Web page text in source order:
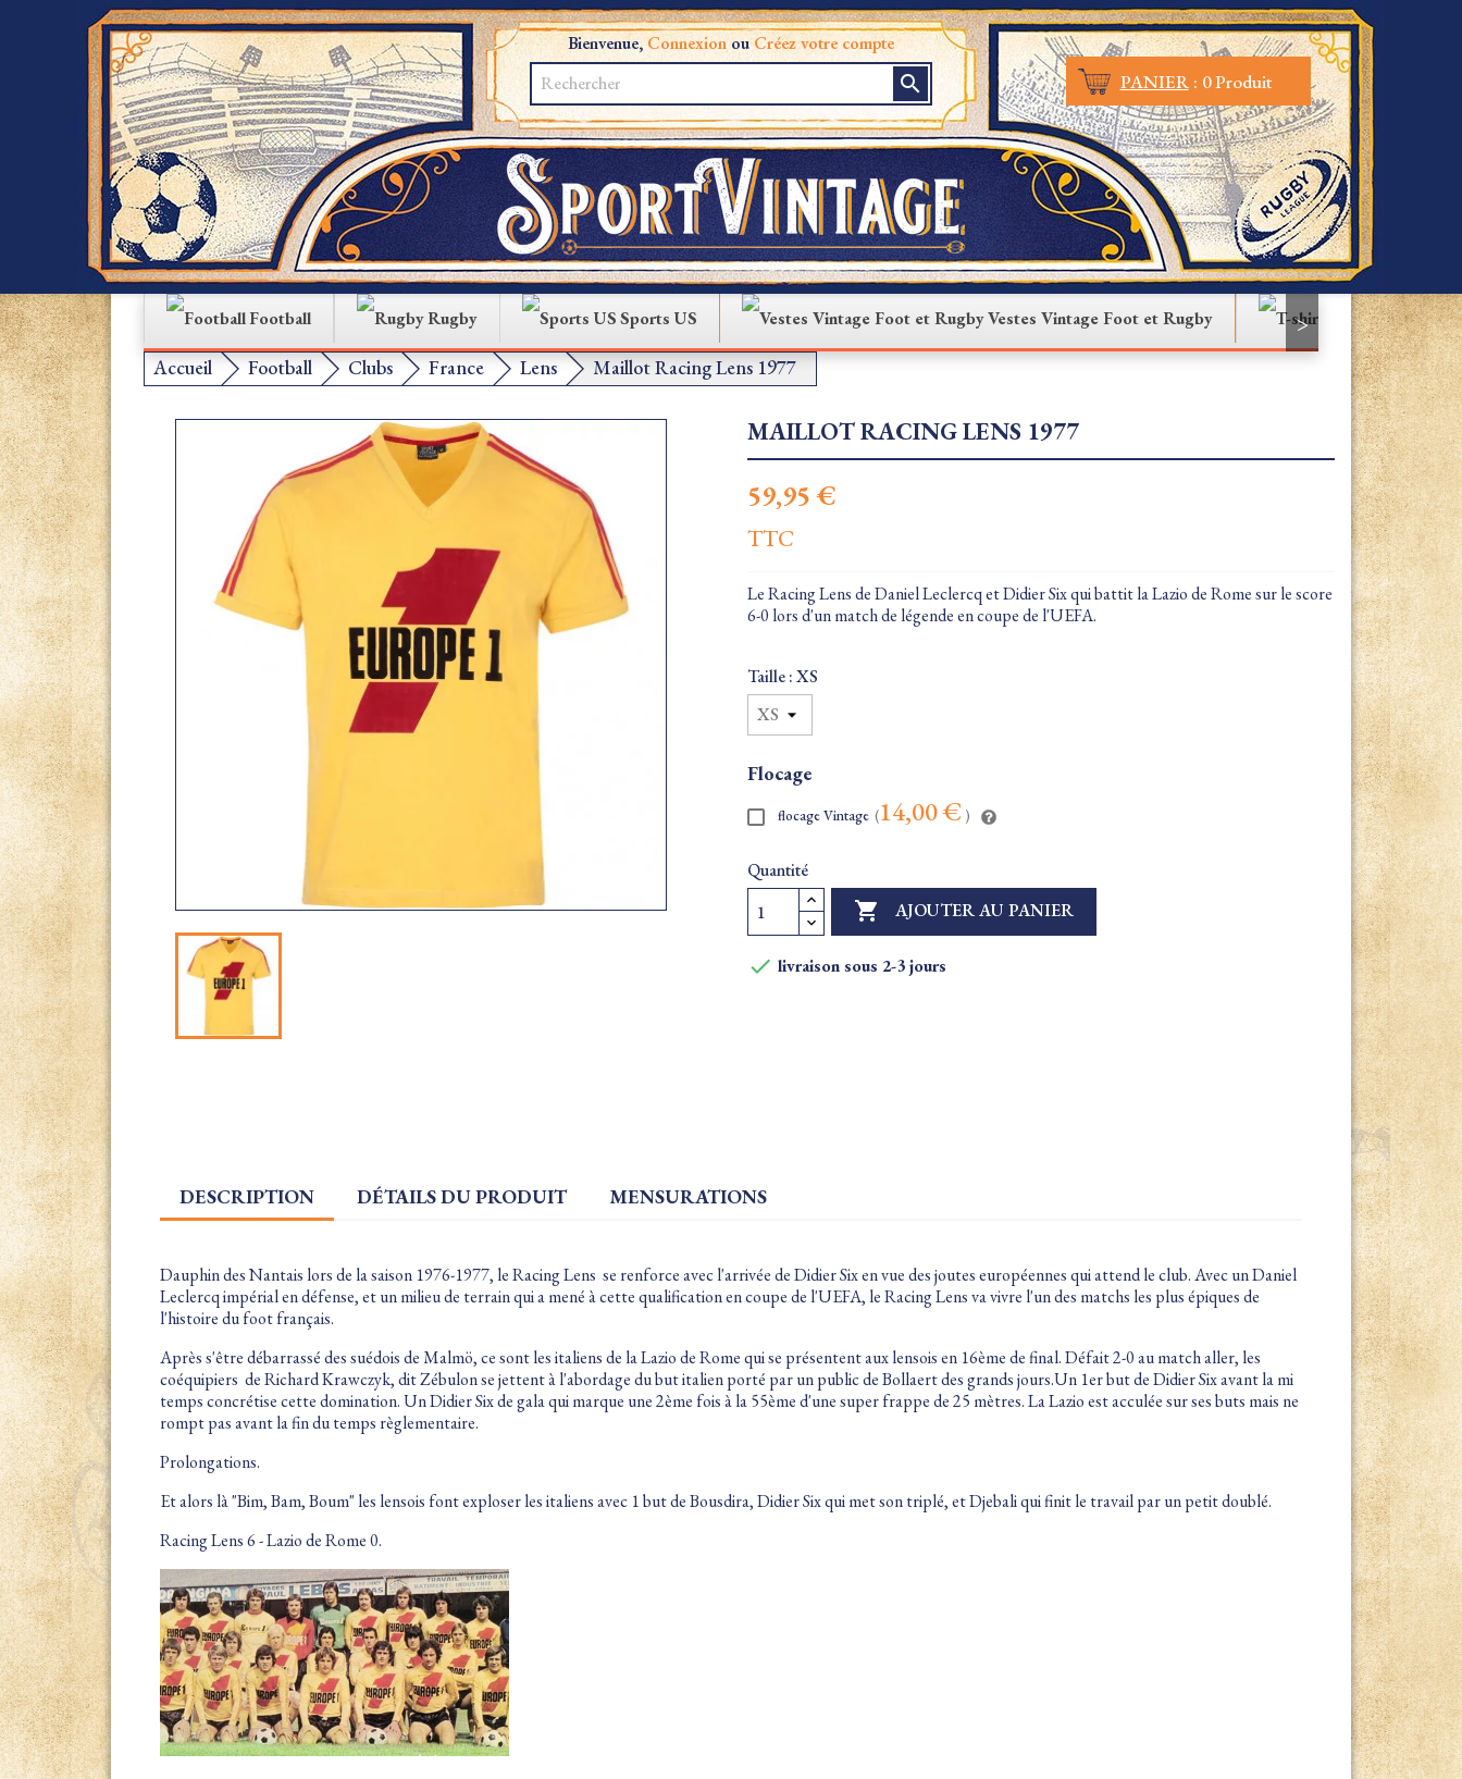
Bienvenue, ConnexionouCréez votre compte
search PANIER: 0 Produit
Football Rugby Sports US Vestes Vintage Foot et Rugby T-shirt
>
Accueil Football Clubs France Lens Maillot Racing Lens 1977
MAILLOT RACING LENS 1977
59,95 €
TTC
Le Racing Lens de Daniel Leclercq et Didier Six qui battit la Lazio de Rome sur le score
6-0 lors d'un match de légende en coupe de l'UEFA.
Taille : XS
Flocage
flocage Vintage (14,00 € )
Quantité
 AJOUTER AU PANIER
 livraison sous 2-3 jours
DESCRIPTION DÉTAILS DU PRODUIT MENSURATIONS
Dauphin des Nantais lors de la saison 1976-1977, le Racing Lens se renforce avec l'arrivée de Didier Six en vue des joutes européennes qui attend le club. Avec un Daniel
Leclercq impérial en défense, et un milieu de terrain qui a mené à cette qualification en coupe de l'UEFA, le Racing Lens va vivre l'un des matchs les plus épiques de
l'histoire du foot français.
Après s'être débarrassé des suédois de Malmö, ce sont les italiens de la Lazio de Rome qui se présentent aux lensois en 16ème de final. Défait 2-0 au match aller, les
coéquipiers de Richard Krawczyk, dit Zébulon se jettent à l'abordage du but italien porté par un public de Bollaert des grands jours.Un 1er but de Didier Six avant la mi
temps concrétise cette domination. Un Didier Six de gala qui marque une 2ème fois à la 55ème d'une super frappe de 25 mètres. La Lazio est acculée sur ses buts mais ne
rompt pas avant la fin du temps règlementaire.
Prolongations.
Et alors là "Bim, Bam, Boum" les lensois font exploser les italiens avec 1 but de Bousdira, Didier Six qui met son triplé, et Djebali qui finit le travail par un petit doublé.
Racing Lens 6 - Lazio de Rome 0.